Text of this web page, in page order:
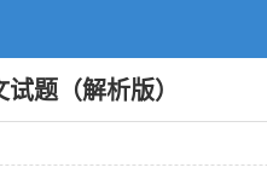
题（解析版）